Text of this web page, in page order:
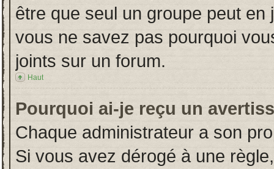
être que seul un groupe peut en
vous ne savez pas pourquoi
joints sur un forum.
Haut
Pourquoi ai-je reçu un
Chaque administrateur a son
Si vous avez dérogé à une